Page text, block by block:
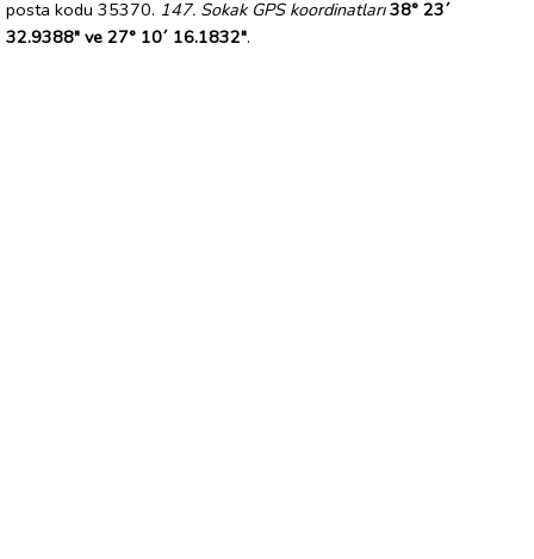
posta kodu 35370. 147. Sokak GPS koordinatları 38° 23´
32.9388" ve 27° 10´ 16.1832".